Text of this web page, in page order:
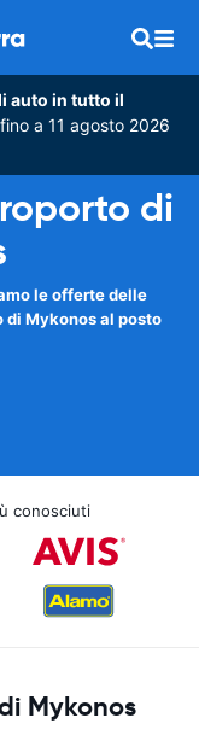
auto in tutto il
a 11 agosto 2026
di
le offerte delle
di Mykonos al posto
conosciuti
Mykonos